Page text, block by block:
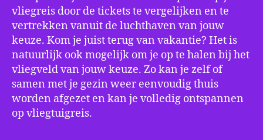
vliegreis door de tickets te vergelijken en te
vertrekken vanuit de luchthaven van jouw
keuze. Kom je juist terug van vakantie? Het is
natuurlijk ook mogelijk om je op te halen bij het
vliegveld van jouw keuze. Zo kan je zelf of
samen met je gezin weer eenvoudig thuis
worden afgezet en kan je volledig ontspannen
op vliegtuigreis.